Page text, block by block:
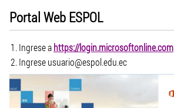
Portal Web ESPOL
Ingrese ahttps://login.microsoftonline.com
Ingrese usuario@espol.edu.ecCATEGORÍAS